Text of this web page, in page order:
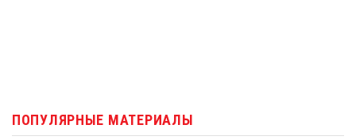
ПОПУЛЯРНЫЕ МАТЕРИАЛЫ